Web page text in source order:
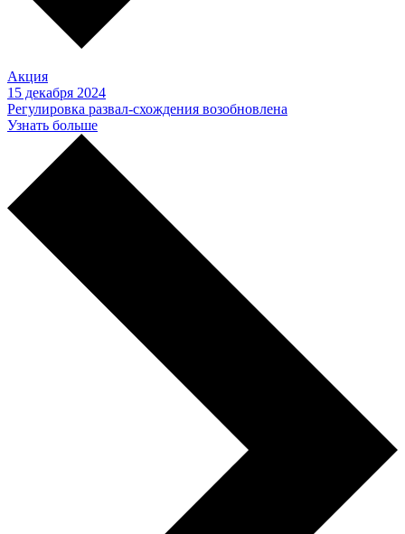
Акция
15 декабря 2024
Регулировка развал-схождения возобновлена
Узнать больше